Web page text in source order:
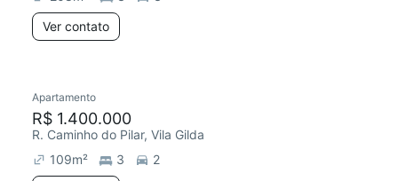
Ver contato
Apartamento
R$ 1.400.000
R. Caminho do Pilar, Vila Gilda
109m² 3
2